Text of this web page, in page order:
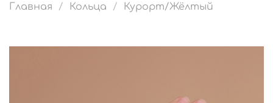
Главная Кольца Курорт/Жёлтый